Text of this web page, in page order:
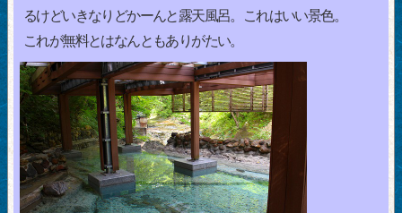
るけどいきなりどかーんと露天風呂。これはいい景色。
これが無料とはなんともありがたい。